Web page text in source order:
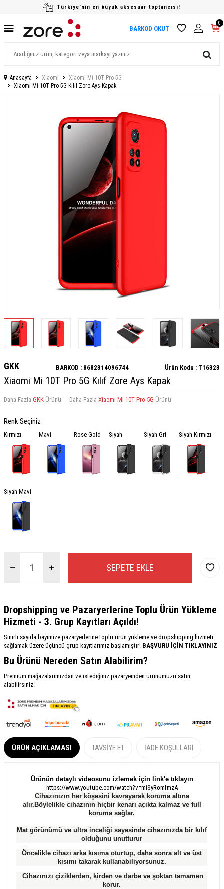
Türkiye'nin en büyük aksesuar toptancısı!
BARKOD OKUT
0
Anasayfa Xiaomi
Xiaomi Mi 10T Pro 5G
Xiaomi Mi 10T Pro 5G Kılıf Zore Ays Kapak
GKK BARKOD : 8682314096744 Ürün Kodu : T16323
Xiaomi Mi 10T Pro 5G Kılıf Zore Ays Kapak
Daha Fazla GKK Ürünü Daha Fazla Xiaomi Mi 10T Pro 5G Ürünü
Renk Seçiniz
Kırmızı Mavi Rose Gold Siyah Siyah-Gri Siyah-Kırmızı
Siyah-Mavi
SEPETE EKLE
Dropshipping ve Pazaryerlerine Toplu Ürün Yükleme
Hizmeti - 3. Grup Kayıtları Açıldı!
Sınırlı sayıda bayimize pazaryerlerine toplu ürün yükleme ve dropshipping hizmeti
sağlamak üzere üçüncü grup kayıtlarımız başlamıştır! BAŞVURU İÇİN TIKLAYINIZ
Bu Ürünü Nereden Satın Alabilirim?
Premium mağazalarımızdan ve istediğiniz pazaryeinden ürünümüzü satın
alabilirsiniz.
ÜRÜN AÇIKLAMASI TAVSIYE ET İADE KOŞULLARI
Ürünün detaylı videosunu izlemek için link'e tıklayın
https://www.youtube.com/watch?v=miSyRomfmzA
Cihazınızın her köşesini kavrayarak koruma altına
alır.Böylelikle cihazının hiçbir kenarı açıkta kalmaz ve full
koruma sağlar.
Mat görünümü ve ultra inceliği sayesinde cihazınızda bir kılıf
olduğunu unutturur
Öncelikle cihazı arka kısıma oturtup, daha sonra alt ve üst
kısımı takarak kullanabiliyorsunuz.
Cihazınızı çiziklerden, kirden ve darbe ve şoktan tamamen
korur.